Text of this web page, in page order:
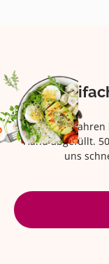
Seit über 42
Hand abgefüllt.
uns